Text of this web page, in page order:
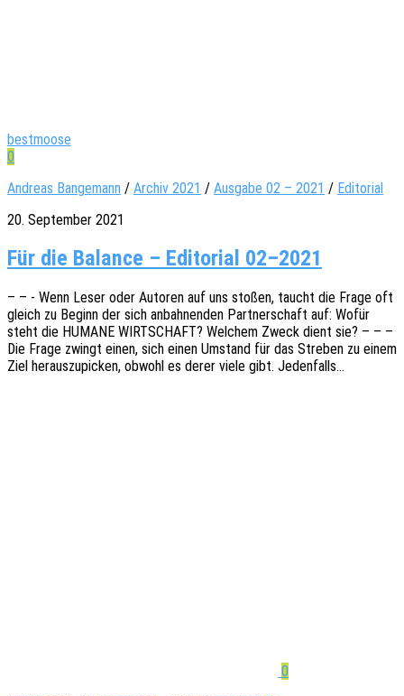
bestmoose
0
Andreas Bangemann / Archiv 2021 / Ausgabe 02 – 2021 / Editorial
20. September 2021
Für die Balance – Editorial 02–2021
– – - Wenn Leser oder Autoren auf uns stoßen, taucht die Frage oft
gleich zu Beginn der sich anbah­nen­den Part­ner­schaft auf: Wofür
steht die HUMANE WIRTSCHAFT? Welchem Zweck dient sie? – – –
Die Frage zwingt einen, sich einen Umstand für das Stre­ben zu einem
Ziel heraus­zu­pi­cken, obwohl es derer viele gibt. Jedenfalls…
0